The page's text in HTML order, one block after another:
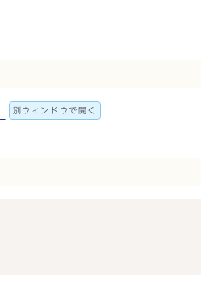
別ウィンドウで開く